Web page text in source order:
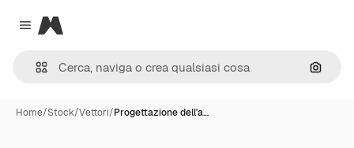
Close menu
Magnific
Cerca
Home/Stock/Vettori/Progettazione dell'a…